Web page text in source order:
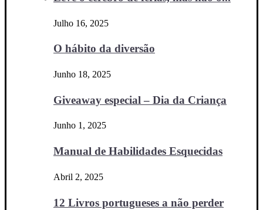
Julho 16, 2025
O hábito da diversão
Junho 18, 2025
Giveaway especial – Dia da Criança
Junho 1, 2025
Manual de Habilidades Esquecidas
Abril 2, 2025
12 Livros portugueses a não perder